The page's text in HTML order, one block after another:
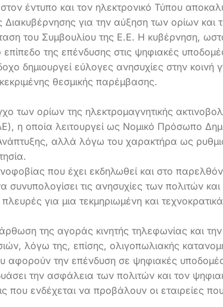
έντυπο και τον ηλεκτρονικό Τύπου
για την αύξηση των ορίων και
του Συμβουλίου της Ε.Ε. Η κυβέρνηση,
επίπεδο της επένδυσης στις ψηφιακές
δημιουργεί εύλογες ανησυχίες στην κοινή
θεσμικής παρέμβασης.
των ορίων της ηλεκτρομαγνητικής
η οποία λειτουργεί ως Νομικό Πρόσωπο
αλλά λόγω του χαρακτήρα ως
που έχει εκδηλωθεί και στο
συνυπολογίσει τις ανησυχίες των πολιτών
για μια τεκμηριωμένη και
της αγοράς κινητής τηλεφωνίας και
λόγω της, επίσης, ολιγοπωλιακής
αφορούν την επένδυση σε ψηφιακές
την ασφάλεια των πολιτών και τον
που ενδέχεται να προβάλουν οι εταιρείες